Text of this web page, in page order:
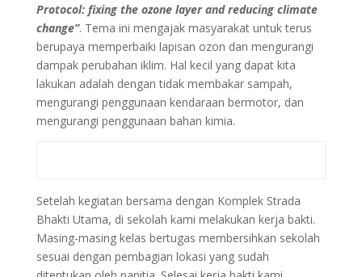
Protocol: fixing the ozone layer and reducing climate
change”. Tema ini mengajak masyarakat untuk terus
berupaya memperbaiki lapisan ozon dan mengurangi
dampak perubahan iklim. Hal kecil yang dapat kita
lakukan adalah dengan tidak membakar sampah,
mengurangi penggunaan kendaraan bermotor, dan
mengurangi penggunaan bahan kimia.
Setelah kegiatan bersama dengan Komplek Strada
Bhakti Utama, di sekolah kami melakukan kerja bakti.
Masing-masing kelas bertugas membersihkan sekolah
sesuai dengan pembagian lokasi yang sudah